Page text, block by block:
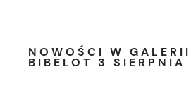
NOWOŚCI W
BIBELOT 3